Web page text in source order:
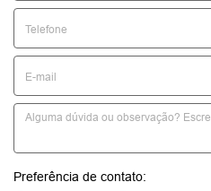
Preferência de contato: